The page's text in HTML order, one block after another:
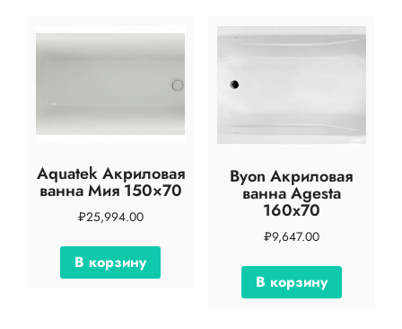
Aquatek Акриловая
ванна Мия 150×70
₽25,994.00
В корзину
Byon Акриловая
ванна Agesta
160х70
₽9,647.00
В корзину